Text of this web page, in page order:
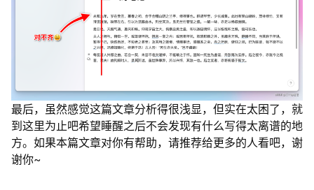
最后，虽然感觉这篇文章分析得很浅显，但实在太困了，就
到这里为止吧希望睡醒之后不会发现有什么写得太离谱的地
方。如果本篇文章对你有帮助，请推荐给更多的人看吧，谢
谢你~